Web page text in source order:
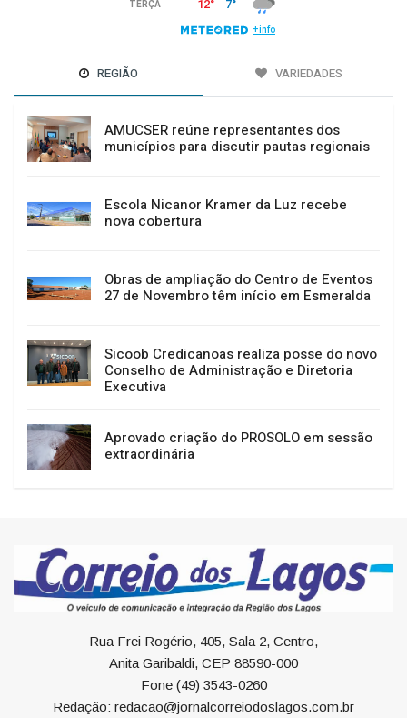
REGIÃO VARIEDADES
AMUCSER reúne representantes dos
municípios para discutir pautas regionais
Escola Nicanor Kramer da Luz recebe
nova cobertura
Obras de ampliação do Centro de Eventos
27 de Novembro têm início em Esmeralda
Sicoob Credicanoas realiza posse do novo
Conselho de Administração e Diretoria
Executiva
Aprovado criação do PROSOLO em sessão
extraordinária
Rua Frei Rogério, 405, Sala 2, Centro,
Anita Garibaldi, CEP 88590-000
Fone (49) 3543-0260
Redação: redacao@jornalcorreiodoslagos.com.br